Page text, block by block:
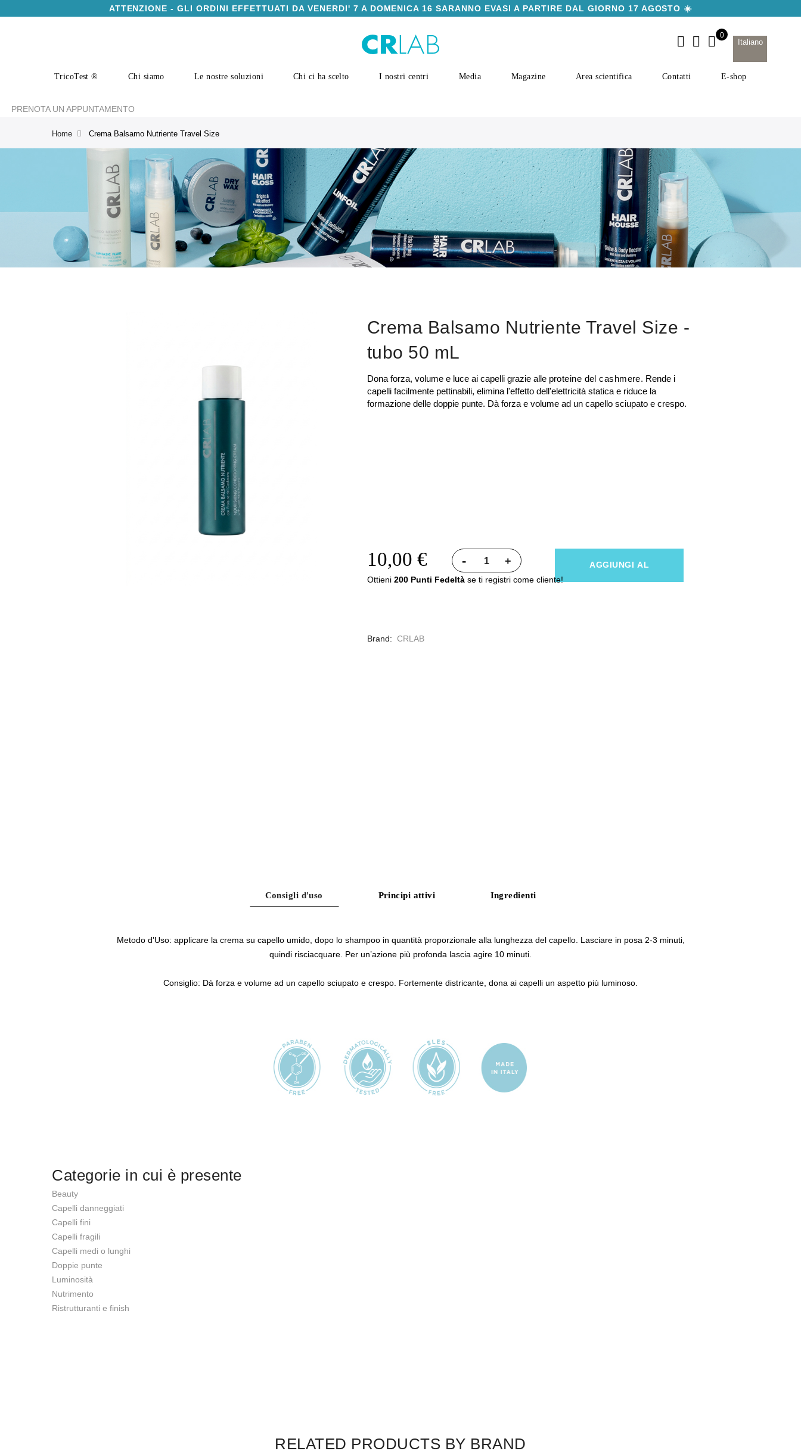
ATTENZIONE - GLI ORDINI EFFETTUATI DA VENERDI' 7 A DOMENICA 16 SARANNO EVASI A PARTIRE DAL GIORNO 17 AGOSTO ☀️
Italiano
TricoTest ® Chi siamo Le nostre soluzioni Chi ci ha scelto I nostri centri Media Magazine Area scientifica Contatti E-shop
PRENOTA UN APPUNTAMENTO
Home Crema Balsamo Nutriente Travel Size
Crema Balsamo Nutriente Travel Size -
tubo 50 mL
Dona forza, volume e luce ai capelli grazie alle proteine del cashmere. Rende i
capelli facilmente pettinabili, elimina l'effetto dell'elettricità statica e riduce la
formazione delle doppie punte. Dà forza e volume ad un capello sciupato e crespo.
10,00 € - + AGGIUNGI AL
Ottieni 200 Punti Fedeltà se ti registri come cliente!
Brand CRLAB
Consigli d'uso Principi attivi Ingredienti
Metodo d'Uso: applicare la crema su capello umido, dopo lo shampoo in quantità proporzionale alla lunghezza del capello. Lasciare in posa 2-3 minuti,
quindi risciacquare. Per un’azione più profonda lascia agire 10 minuti.
Consiglio: Dà forza e volume ad un capello sciupato e crespo. Fortemente districante, dona ai capelli un aspetto più luminoso.
Categorie in cui è presente
Beauty
Capelli danneggiati
Capelli fini
Capelli fragili
Capelli medi o lunghi
Doppie punte
Luminosità
Nutrimento
Ristrutturanti e finish
RELATED PRODUCTS BY BRAND